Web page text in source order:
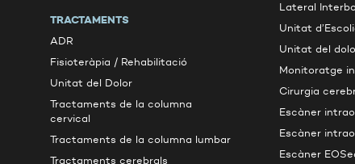
TRACTAMENTS
ADR
Fisioteràpia / Rehabilitació
Unitat del Dolor
Tractaments de la columna
cervical
Tractaments de la columna lumbar
Tractaments cerebrals
Lateral
Unitat
Unitat del
Monitoratge
Cirurgia
Escàner
Escàner
Escàner